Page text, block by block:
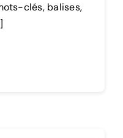
clés, balises,